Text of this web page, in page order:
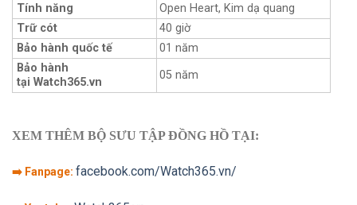
Tính năng
Open Heart, Kim dạ quang
Trữ cót
40 giờ
Bảo hành quốc tế
01 năm
Bảo hành
tại Watch365.vn
05 năm
XEM THÊM BỘ SƯU TẬP ĐỒNG HỒ TẠI:
➡️ Fanpage: facebook.com/Watch365.vn/